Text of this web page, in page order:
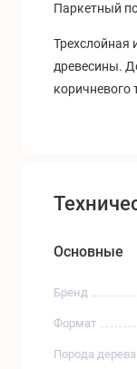
Паркетный
Трехслойная
древесины.
коричневого
Основные
Бренд
Формат
Порода дерева